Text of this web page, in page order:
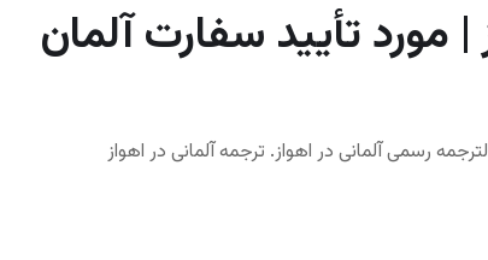
| مورد تأیید سفارت آلمان
رسمی آلمانی در اهواز. ترجمه آلمانی در اهواز